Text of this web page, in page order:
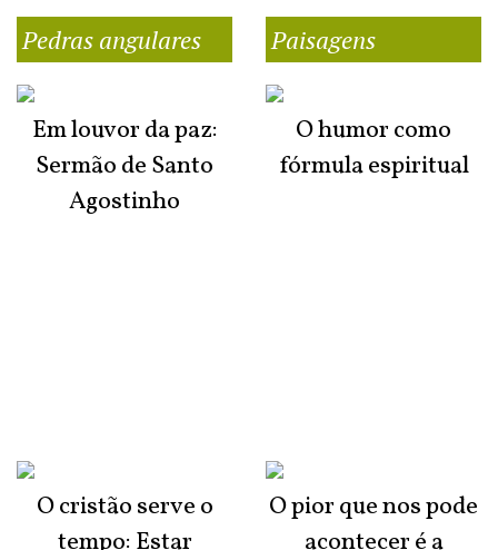
Pedras angulares
Em louvor da paz:
Sermão de Santo
Agostinho
O cristão serve o
Paisagens
O humor como
fórmula espiritual
O pior que nos pode